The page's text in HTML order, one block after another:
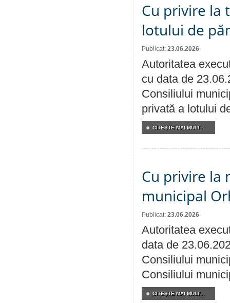
Cu privire la
lotului de
Publicat: 23.06.2026
Autoritatea
cu data de
Consiliului
privată a lotului
CITEŞTE MAI MULT...
Cu privire la
municipal
Publicat: 23.06.2026
Autoritatea
data de
Consiliului
Consiliului
CITEŞTE MAI MULT...